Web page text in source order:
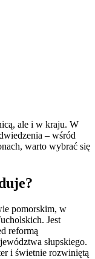
ale i w kraju. W
– wśród
warto wybrać się
pomorskim, w
Jest
reformą
słupskiego.
i świetnie rozwiniętą